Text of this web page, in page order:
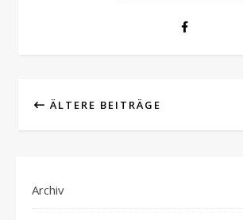
ÄLTERE BEITRÄGE
Archiv